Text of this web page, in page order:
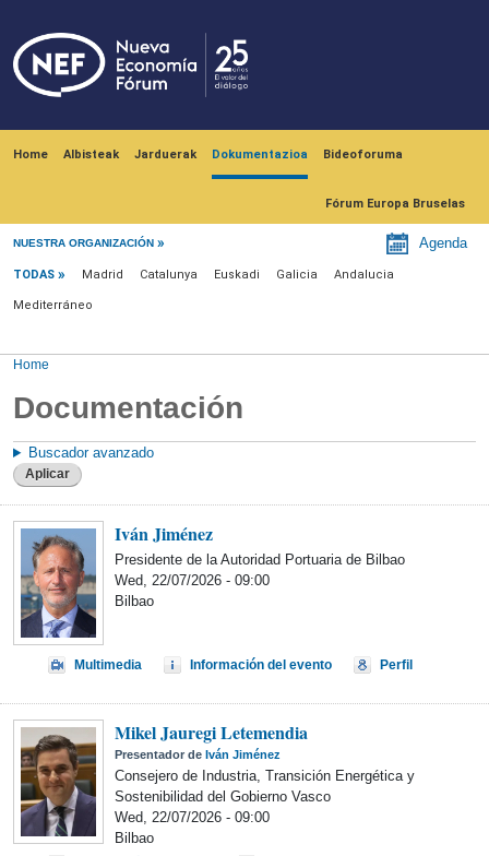
Home Albisteak Jarduerak Dokumentazioa Bideoforuma
Fórum Europa Bruselas
NUESTRA ORGANIZACIÓN Agenda
Menu documentación
TODAS Madrid Catalunya Euskadi Galicia Andalucia
Mediterráneo
Home
Documentación
Buscador avanzado
Aplicar
Iván Jiménez
Presidente de la Autoridad Portuaria de Bilbao
Wed, 22/07/2026 - 09:00
Bilbao
Multimedia Información del evento Perfil
Mikel Jauregi Letemendia
Presentador de Iván Jiménez
Consejero de Industria, Transición Energética y
Sostenibilidad del Gobierno Vasco
Wed, 22/07/2026 - 09:00
Bilbao